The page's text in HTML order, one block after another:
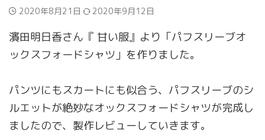
2020年8月21日 2020年9月12日
濱田明日香さん『 甘い服』より「パフスリーブオ
ックスフォードシャツ」を作りました。
パンツにもスカートにも似合う、パフスリーブのシ
ルエットが絶妙なオックスフォードシャツが完成し
ましたので、製作レビューしていきます。